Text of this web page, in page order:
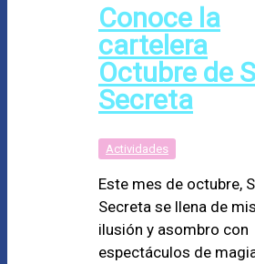
Conoce la
cartelera
Octubre de
Secreta
Actividades
Este mes de octubre,
Secreta se llena de
ilusión y asombro con
espectáculos de